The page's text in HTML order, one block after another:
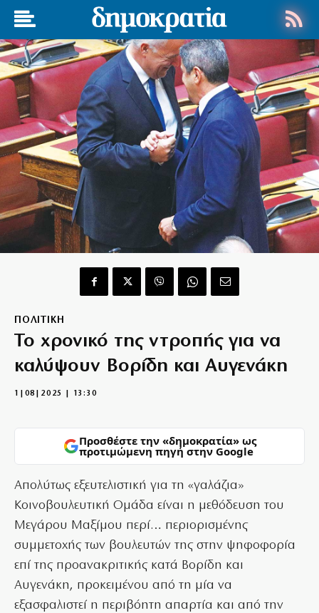
ΠΟΛΙΤΙΚΗ
Το χρονικό της ντροπής για να
καλύψουν Βορίδη και Αυγενάκη
1|08|2025 | 13:30
Προσθέστε την «δημοκρατία» ως
προτιμώμενη πηγή στην Google
Απολύτως εξευτελιστική για τη «γαλάζια»
Κοινοβουλευτική Ομάδα είναι η μεθόδευση του
Μεγάρου Μαξίμου περί… περιορισμένης
συμμετοχής των βουλευτών της στην ψηφοφορία
επί της προανακριτικής κατά Βορίδη και
Αυγενάκη, προκειμένου από τη μία να
εξασφαλιστεί η περιβόητη απαρτία και από την